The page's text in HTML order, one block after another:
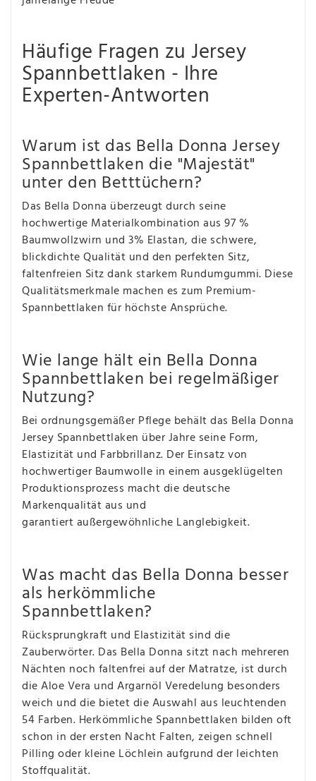
Häufige Fragen zu Jersey
Spannbettlaken - Ihre
Experten-Antworten
Warum ist das Bella Donna Jersey
Spannbettlaken die "Majestät"
unter den Betttüchern?
Das Bella Donna überzeugt durch seine
hochwertige Materialkombination aus 97 %
Baumwollzwirn und 3% Elastan, die schwere,
blickdichte Qualität und den perfekten Sitz,
faltenfreien Sitz dank starkem Rundumgummi. Diese
Qualitätsmerkmale machen es zum Premium-
Spannbettlaken für höchste Ansprüche.
Wie lange hält ein Bella Donna
Spannbettlaken bei regelmäßiger
Nutzung?
Bei ordnungsgemäßer Pflege behält das Bella Donna
Jersey Spannbettlaken über Jahre seine Form,
Elastizität und Farbbrillanz. Der Einsatz von
hochwertiger Baumwolle in einem ausgeklügelten
Produktionsprozess macht die deutsche
Markenqualität aus und
garantiert außergewöhnliche Langlebigkeit.
Was macht das Bella Donna besser
als herkömmliche
Spannbettlaken?
Rücksprungkraft und Elastizität sind die
Zauberwörter. Das Bella Donna sitzt nach mehreren
Nächten noch faltenfrei auf der Matratze, ist durch
die Aloe Vera und Argarnöl Veredelung besonders
weich und die bietet die Auswahl aus leuchtenden
54 Farben. Herkömmliche Spannbettlaken bilden oft
schon in der ersten Nacht Falten, zeigen schnell
Pilling oder kleine Löchlein aufgrund der leichten
Stoffqualität.